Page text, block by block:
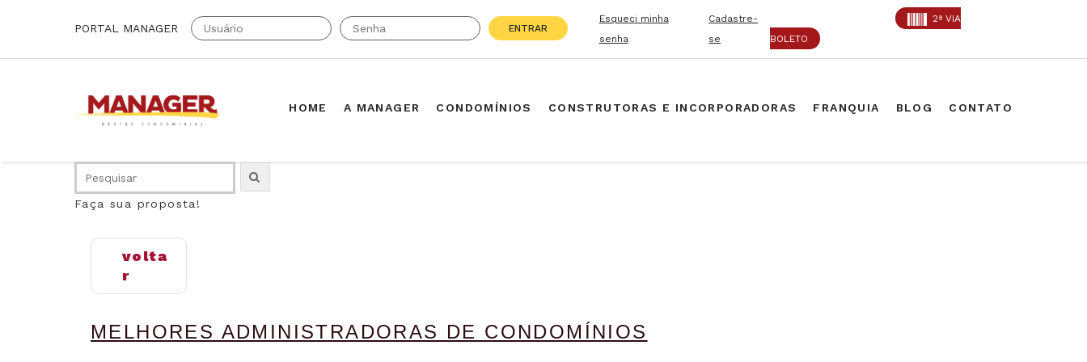
PORTAL MANAGER ENTRAR
Esqueci minha
senha
Cadastre-
se
2ª VIA
BOLETO
HOME A MANAGER CONDOMÍNIOS CONSTRUTORAS E INCORPORADORAS FRANQUIA BLOG CONTATO
Faça sua proposta!
volta
r
MELHORES ADMINISTRADORAS DE CONDOMÍNIOS